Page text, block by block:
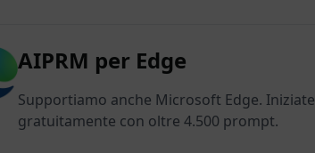
AIPRM per Edge
Supportiamo anche Microsoft Edge. Iniziate
gratuitamente con oltre 4.500 prompt.